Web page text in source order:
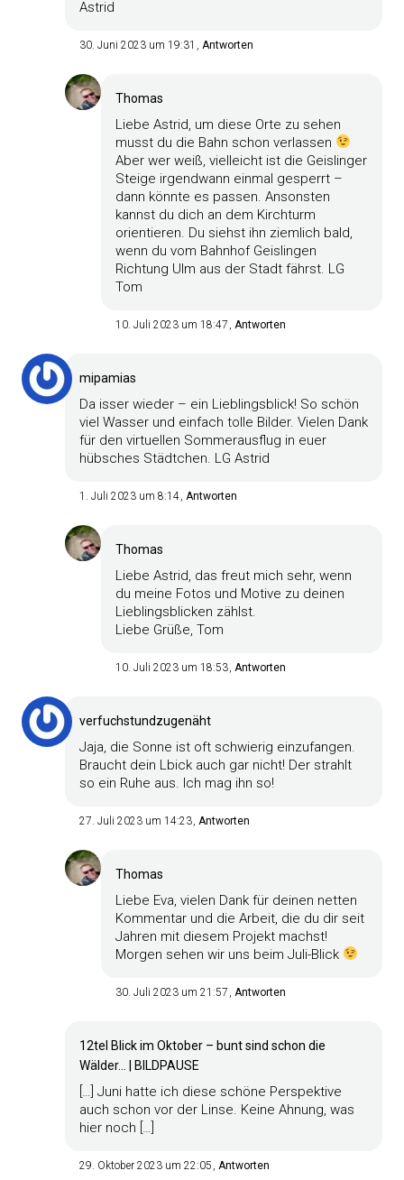
Astrid
30. Juni 2023 um 19:31 Antworten
Thomas
Liebe Astrid, um diese Orte zu sehen
musst du die Bahn schon verlassen
Aber wer weiß, vielleicht ist die Geislinger
Steige irgendwann einmal gesperrt –
dann könnte es passen. Ansonsten
kannst du dich an dem Kirchturm
orientieren. Du siehst ihn ziemlich bald,
wenn du vom Bahnhof Geislingen
Richtung Ulm aus der Stadt fährst. LG
Tom
10. Juli 2023 um 18:47 Antworten
mipamias
Da isser wieder – ein Lieblingsblick! So schön
viel Wasser und einfach tolle Bilder. Vielen Dank
für den virtuellen Sommerausflug in euer
hübsches Städtchen. LG Astrid
1. Juli 2023 um 8:14 Antworten
Thomas
Liebe Astrid, das freut mich sehr, wenn
du meine Fotos und Motive zu deinen
Lieblingsblicken zählst.
Liebe Grüße, Tom
10. Juli 2023 um 18:53 Antworten
verfuchstundzugenäht
Jaja, die Sonne ist oft schwierig einzufangen.
Braucht dein Lbick auch gar nicht! Der strahlt
so ein Ruhe aus. Ich mag ihn so!
27. Juli 2023 um 14:23 Antworten
Thomas
Liebe Eva, vielen Dank für deinen netten
Kommentar und die Arbeit, die du dir seit
Jahren mit diesem Projekt machst!
Morgen sehen wir uns beim Juli-Blick
30. Juli 2023 um 21:57 Antworten
12tel Blick im Oktober – bunt sind schon die
Wälder… | BILDPAUSE
[…] Juni hatte ich diese schöne Perspektive
auch schon vor der Linse. Keine Ahnung, was
hier noch […]
29. Oktober 2023 um 22:05 Antworten